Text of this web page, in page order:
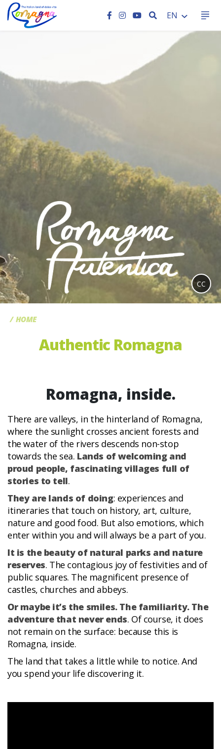
SEARCH
EN
CC
HOME
Authentic Romagna
Romagna, inside.
There are valleys, in the hinterland of Romagna,
where the sunlight crosses ancient forests and
the water of the rivers descends non-stop
towards the sea. Lands of welcoming and
proud people, fascinating villages full of
stories to tell.
They are lands of doing: experiences and
itineraries that touch on history, art, culture,
nature and good food. But also emotions, which
enter within you and will always be a part of you.
It is the beauty of natural parks and nature
reserves. The contagious joy of festivities and of
public squares. The magnificent presence of
castles, churches and abbeys.
Or maybe it’s the smiles. The familiarity. The
adventure that never ends. Of course, it does
not remain on the surface: because this is
Romagna, inside.
The land that takes a little while to notice. And
you spend your life discovering it.